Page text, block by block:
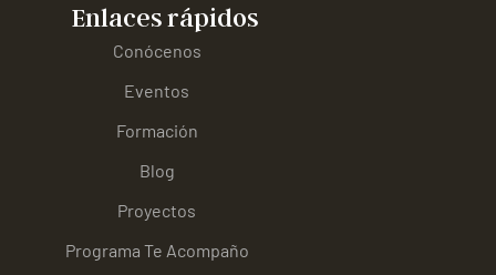
Enlaces rápidos
Conócenos
Eventos
Formación
Blog
Proyectos
Programa Te Acompaño